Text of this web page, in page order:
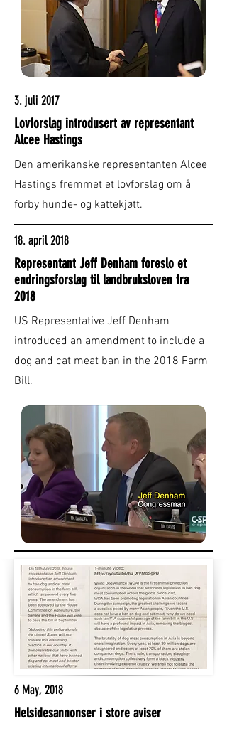
3. juli 2017
Lovforslag introdusert av representant
Alcee Hastings
Den amerikanske representanten Alcee
Hastings fremmet et lovforslag om å
forby hunde- og kattekjøtt.
18. april 2018
Representant Jeff Denham foreslo et
endringsforslag til landbruksloven fra
2018
US Representative Jeff Denham
introduced an amendment to include a
dog and cat meat ban in the 2018 Farm
Bill.
6 May, 2018
Helsidesannonser i store aviser